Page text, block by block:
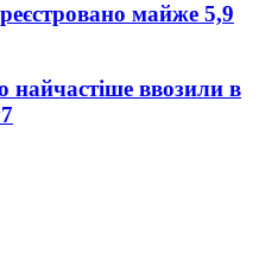
майже 5,9
найчастіше ввозили в
7